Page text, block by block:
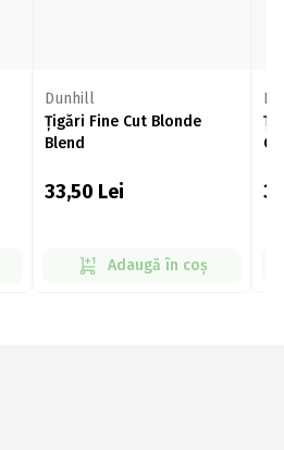
Dunhill
Țigări Fine Cut Blonde
Blend
33,50 Lei
Adaugă în coș